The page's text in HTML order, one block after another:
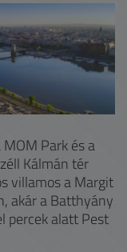
Park és a
Kálmán tér
villamos a Margit
akár a Batthyány
percek alatt Pest